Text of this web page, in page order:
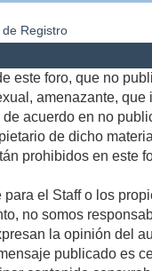
Registro
este foro, que no
amenazante,
acuerdo en no
de dicho
prohibidos en este
el Staff o los
no somos
la opinión del
publicado es